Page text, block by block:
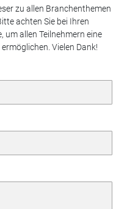
zu allen Branchenthemen
achten Sie bei Ihren
allen Teilnehmern eine
Vielen Dank!